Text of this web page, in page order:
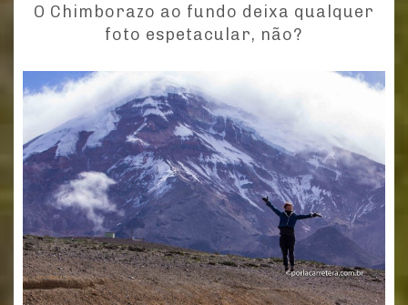
O Chimborazo ao fundo deixa qualquer
foto espetacular, não?